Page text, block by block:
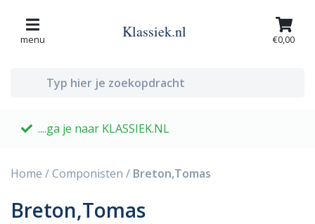
menu Klassiek.nl €0,00
....ga je naar KLASSIEK.NL
Home /Componisten / Breton,Tomas
Breton,Tomas